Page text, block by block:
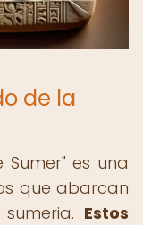
de la
es una
que abarcan
Estos